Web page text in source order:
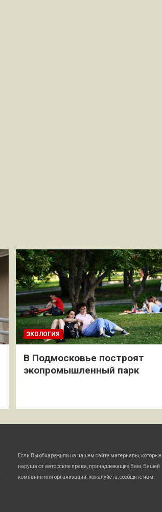
ЭКОЛОГИЯ
В Подмосковье построят
экопромышленный парк
Если Вы обнаружили на нашем сайте материалы, которые
нарушают авторские права, принадлежащие Вам, Вашей
компании или организации, пожалуйста, сообщите нам.